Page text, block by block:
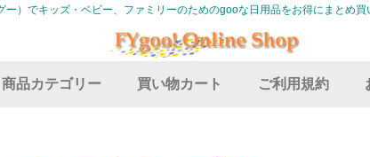
ー）でキッズ・ベビー、ファミリーのためのgooな日用品をお得にまとめ
商品カテゴリー 買い物カート ご利用規約